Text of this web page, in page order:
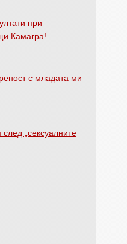
при
Камагра!
с младата ми
„сексуалните